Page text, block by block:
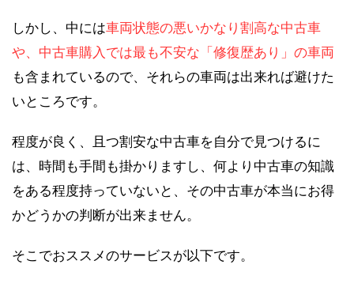
しかし、中には車両状態の悪いかなり割高な中古車
や、中古車購入では最も不安な「修復歴あり」の車両
も含まれているので、それらの車両は出来れば避けた
いところです。
程度が良く、且つ割安な中古車を自分で見つけるに
は、時間も手間も掛かりますし、何より中古車の知識
をある程度持っていないと、その中古車が本当にお得
かどうかの判断が出来ません。
そこでおススメのサービスが以下です。